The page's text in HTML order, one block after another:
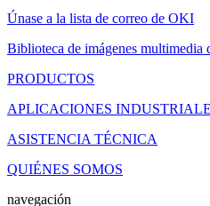
Únase a la lista de correo de OKI
Biblioteca de imágenes multimedia
PRODUCTOS
APLICACIONES
ASISTENCIA TÉCNICA
QUIÉNES SOMOS
navegación